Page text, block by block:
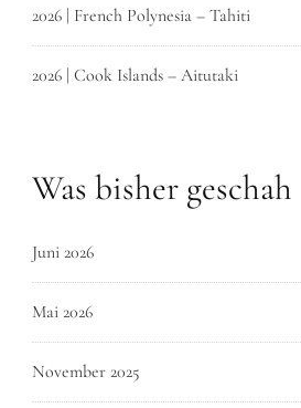
2026 | French Polynesia – Tahiti
2026 | Cook Islands – Aitutaki
Was bisher geschah
Juni 2026
Mai 2026
November 2025